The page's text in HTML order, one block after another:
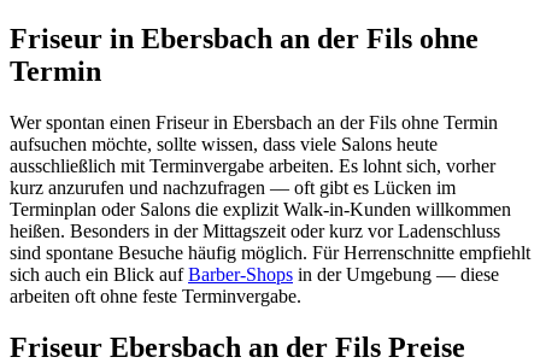
Friseur in Ebersbach an der Fils ohne
Termin
Wer spontan einen Friseur in Ebersbach an der Fils ohne Termin
aufsuchen möchte, sollte wissen, dass viele Salons heute
ausschließlich mit Terminvergabe arbeiten. Es lohnt sich, vorher
kurz anzurufen und nachzufragen — oft gibt es Lücken im
Terminplan oder Salons die explizit Walk-in-Kunden willkommen
heißen. Besonders in der Mittagszeit oder kurz vor Ladenschluss
sind spontane Besuche häufig möglich. Für Herrenschnitte empfiehlt
sich auch ein Blick aufBarber-Shops in der Umgebung — diese
arbeiten oft ohne feste Terminvergabe.
Friseur Ebersbach an der Fils Preise